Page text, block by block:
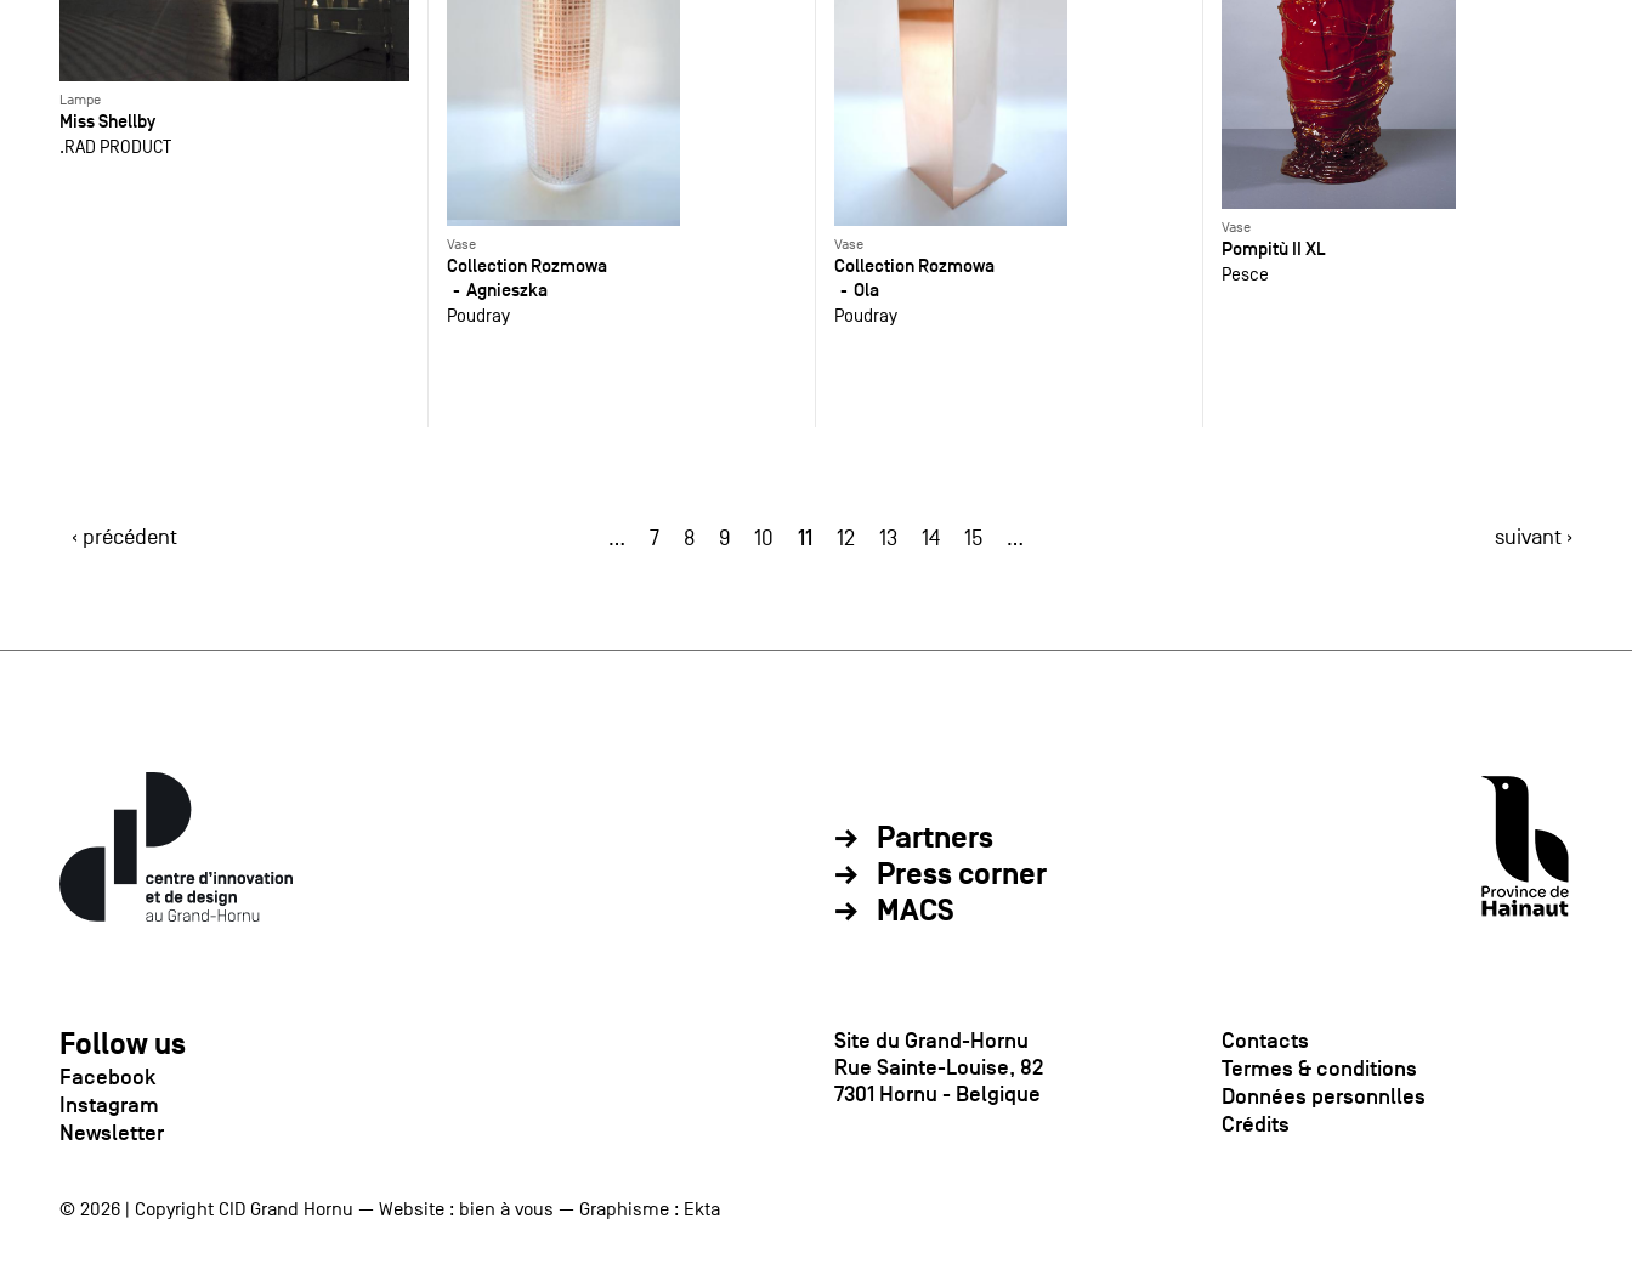
Lampe
Miss Shellby
.RAD PRODUCT
Vase
Collection Rozmowa
Agnieszka
Poudray
Vase
Collection Rozmowa
Ola
Poudray
Vase
Pompitù II XL
Pesce
‹ précédent … 7 8 9 10 11 12 13 14 15 … suivant ›
Partners
Press corner
MACS
Follow us
Facebook
Instagram
Newsletter
Site du Grand-Hornu
Rue Sainte-Louise, 82
7301 Hornu - Belgique
Contacts
Termes & conditions
Données personnlles
Crédits
© 2026 | Copyright CID Grand Hornu — Website : bien à vous — Graphisme : Ekta